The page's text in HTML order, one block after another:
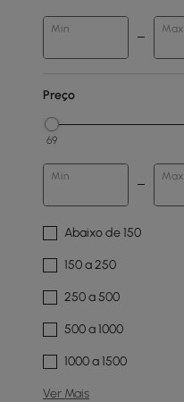
Min Max
Preço
69
Min Max
Abaixo de 150
150 a 250
250 a 500
500 a 1000
1000 a 1500
Ver Mais